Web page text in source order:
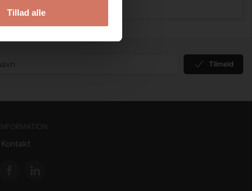
Tillad alle
Tilmeld
INFORMATION
Kontakt